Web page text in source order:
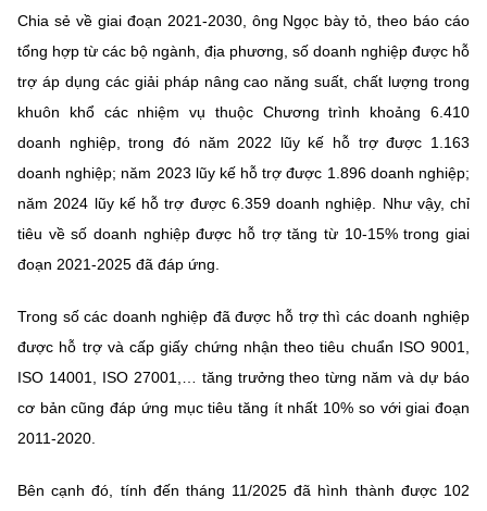
Chia sẻ về giai đoạn 2021-2030, ông Ngọc bày tỏ, theo báo cáo
tổng hợp từ các bộ ngành, địa phương, số doanh nghiệp được hỗ
trợ áp dụng các giải pháp nâng cao năng suất, chất lượng trong
khuôn khổ các nhiệm vụ thuộc Chương trình khoảng 6.410
doanh nghiệp, trong đó năm 2022 lũy kế hỗ trợ được 1.163
doanh nghiệp; năm 2023 lũy kế hỗ trợ được 1.896 doanh nghiệp;
năm 2024 lũy kế hỗ trợ được 6.359 doanh nghiệp. Như vậy, chỉ
tiêu về số doanh nghiệp được hỗ trợ tăng từ 10-15% trong giai
đoạn 2021-2025 đã đáp ứng.
Trong số các doanh nghiệp đã được hỗ trợ thì các doanh nghiệp
được hỗ trợ và cấp giấy chứng nhận theo tiêu chuẩn ISO 9001,
ISO 14001, ISO 27001,… tăng trưởng theo từng năm và dự báo
cơ bản cũng đáp ứng mục tiêu tăng ít nhất 10% so với giai đoạn
2011-2020.
Bên cạnh đó, tính đến tháng 11/2025 đã hình thành được 102